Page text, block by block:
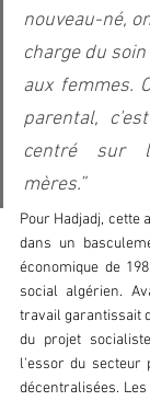
nouveau-né,
charge du
aux femmes.
parental,
centré sur
mères.”
Pour Hadjadj, cette
dans un
économique de
social algérien.
travail garantissait
du projet
l'essor du secteur
décentralisées.